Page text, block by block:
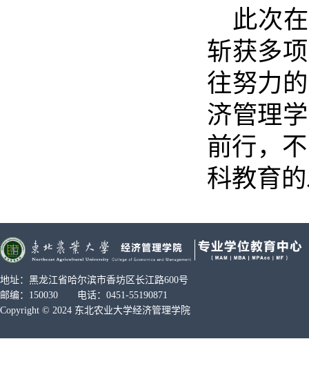
此次
斩获多
往努力
济管理
前行，
科教育
地址：黑龙江省哈尔滨市香坊区长江路600号
邮编：150030 电话：0451-55190871
Copyright © 2024 东北农业大学经济管理学院